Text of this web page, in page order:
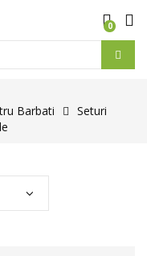
0
Barbati
Seturi